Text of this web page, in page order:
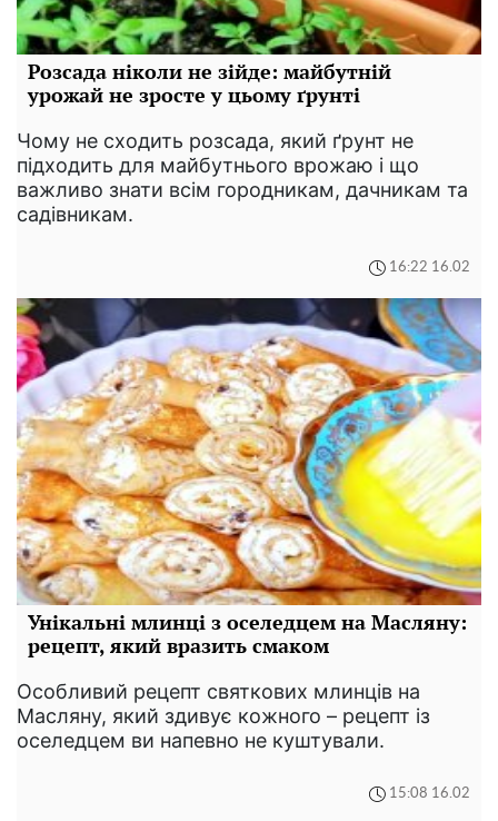
Розсада ніколи не зійде: майбутній
урожай не зросте у цьому ґрунті
Чому не сходить розсада, який ґрунт не
підходить для майбутнього врожаю і що
важливо знати всім городникам, дачникам та
садівникам.
16:22 16.02
Унікальні млинці з оселедцем на Масляну:
рецепт, який вразить смаком
Особливий рецепт святкових млинців на
Масляну, який здивує кожного – рецепт із
оселедцем ви напевно не куштували.
15:08 16.02